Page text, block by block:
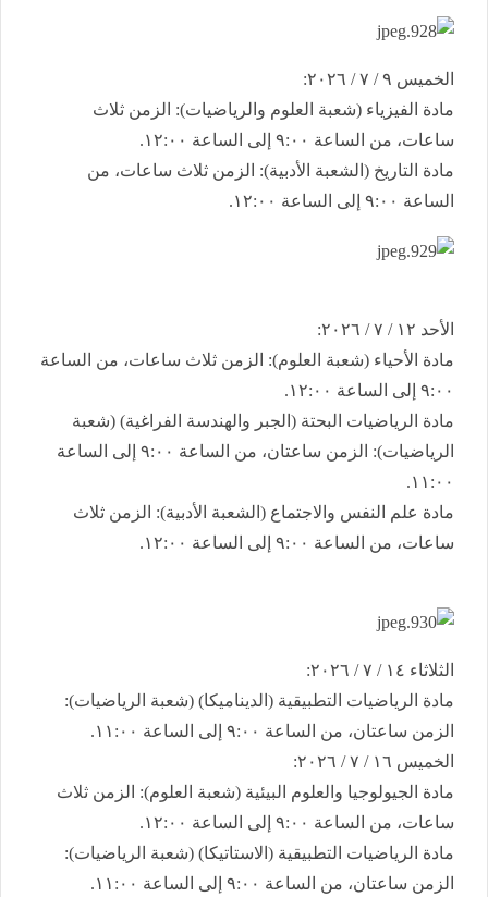
​الخميس ٩ / ٧ / ٢٠٢٦:
​مادة الفيزياء (شعبة العلوم والرياضيات): الزمن ثلاث
ساعات، من الساعة ٩:٠٠ إلى الساعة ١٢:٠٠.
​مادة التاريخ (الشعبة الأدبية): الزمن ثلاث ساعات، من
الساعة ٩:٠٠ إلى الساعة ١٢:٠٠.
​الأحد ١٢ / ٧ / ٢٠٢٦:
​مادة الأحياء (شعبة العلوم): الزمن ثلاث ساعات، من الساعة
٩:٠٠ إلى الساعة ١٢:٠٠.
​مادة الرياضيات البحتة (الجبر والهندسة الفراغية) (شعبة
الرياضيات): الزمن ساعتان، من الساعة ٩:٠٠ إلى الساعة
١١:٠٠.
​مادة علم النفس والاجتماع (الشعبة الأدبية): الزمن ثلاث
ساعات، من الساعة ٩:٠٠ إلى الساعة ١٢:٠٠.
​الثلاثاء ١٤ / ٧ / ٢٠٢٦:
​مادة الرياضيات التطبيقية (الديناميكا) (شعبة الرياضيات):
الزمن ساعتان، من الساعة ٩:٠٠ إلى الساعة ١١:٠٠.
​الخميس ١٦ / ٧ / ٢٠٢٦:
​مادة الجيولوجيا والعلوم البيئية (شعبة العلوم): الزمن ثلاث
ساعات، من الساعة ٩:٠٠ إلى الساعة ١٢:٠٠.
​مادة الرياضيات التطبيقية (الاستاتيكا) (شعبة الرياضيات):
الزمن ساعتان، من الساعة ٩:٠٠ إلى الساعة ١١:٠٠.